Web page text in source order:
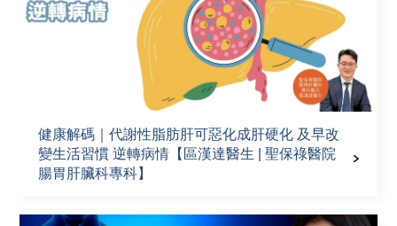
健康解碼｜代謝性脂肪肝可惡化成肝硬化 及早改
變生活習慣 逆轉病情【區漢達醫生 | 聖保祿醫院
腸胃肝臟科專科】